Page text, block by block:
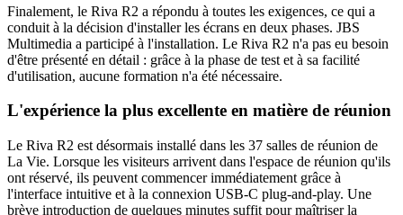
Finalement, le Riva R2 a répondu à toutes les exigences, ce qui a
conduit à la décision d'installer les écrans en deux phases. JBS
Multimedia a participé à l'installation. Le Riva R2 n'a pas eu besoin
d'être présenté en détail : grâce à la phase de test et à sa facilité
d'utilisation, aucune formation n'a été nécessaire.
L'expérience la plus excellente en matière de réunion
Le Riva R2 est désormais installé dans les 37 salles de réunion de
La Vie. Lorsque les visiteurs arrivent dans l'espace de réunion qu'ils
ont réservé, ils peuvent commencer immédiatement grâce à
l'interface intuitive et à la connexion USB-C plug-and-play. Une
brève introduction de quelques minutes suffit pour maîtriser la